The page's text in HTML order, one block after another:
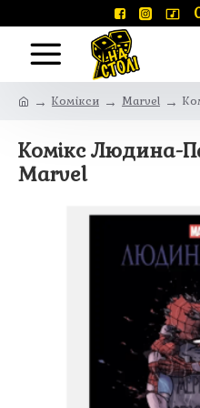
Комікси Marvel
Комікс Людина-
Marvel